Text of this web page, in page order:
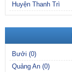
Huyện Thanh Trì
Bưởi (0)
Quảng An (0)